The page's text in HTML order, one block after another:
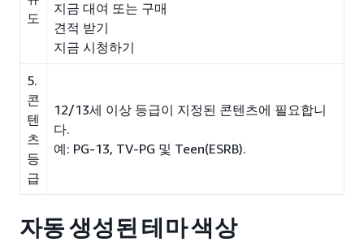
도
지금 대여 또는 구매
견적 받기
지금 시청하기
5.
콘
텐
츠
등
급
12/13세 이상 등급이 지정된 콘텐츠에 필요합니
다.
예: PG-13, TV-PG 및 Teen(ESRB).
자동 생성된 테마 색상